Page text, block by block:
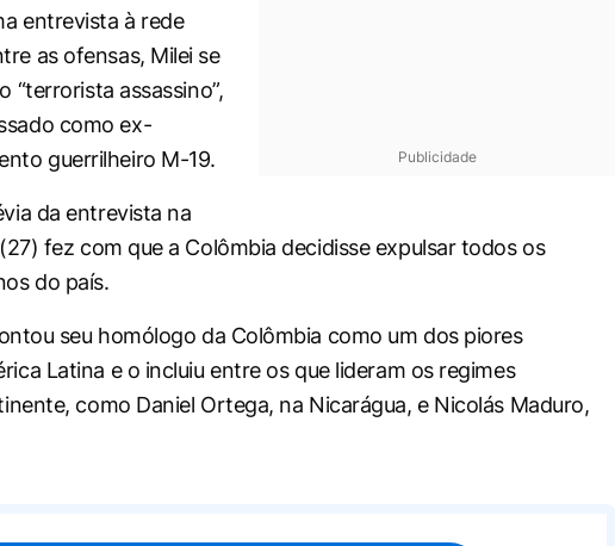
Publicidade
entrevista à rede
as ofensas, Milei se
“terrorista assassino”,
como ex-
guerrilheiro M-19.
da entrevista na
fez com que a Colômbia decidisse expulsar todos os
do país.
seu homólogo da Colômbia como um dos piores
Latina e o incluiu entre os que lideram os regimes
como Daniel Ortega, na Nicarágua, e Nicolás Maduro,